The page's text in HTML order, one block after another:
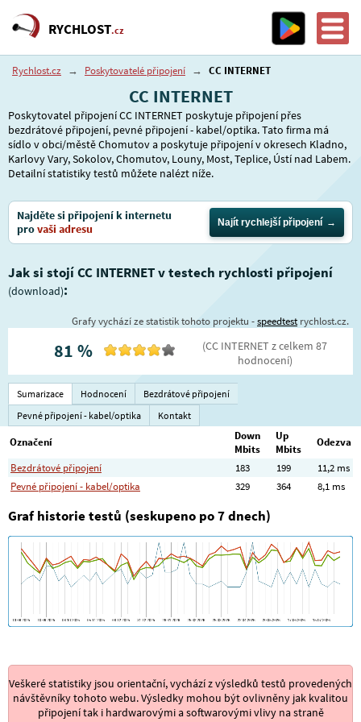
RYCHLOST.cz
Rychlost.cz → Poskytovatelé připojení → CC INTERNET
CC INTERNET
Poskytovatel připojení CC INTERNET poskytuje připojení přes
bezdrátové připojení, pevné připojení - kabel/optika. Tato firma má
sídlo v obci/městě Chomutov a poskytuje připojení v okresech Kladno,
Karlovy Vary, Sokolov, Chomutov, Louny, Most, Teplice, Ústí nad Labem.
Detailní statistiky testů můžete nalézt níže.
Najděte si připojení k internetu
provaši adresu Najít rychlejší připojení
Jak si stojí CC INTERNET v testech rychlosti připojení
(download):
Grafy vychází ze statistik tohoto projektu -speedtestrychlost.cz.
81 % (CC INTERNET z celkem 87
hodnocení)
Sumarizace Hodnocení
Bezdrátové připojení
Pevné připojení - kabel/optika
Kontakt
Označení
Down
Mbits
Up
Mbits
Odezva
Bezdrátové připojení
183 199
11,2 ms
Pevné připojení - kabel/optika
329 364 8,1 ms
Graf historie testů (seskupeno po 7 dnech)
Veškeré statistiky jsou orientační, vychází z výsledků testů provedených
návštěvníky tohoto webu. Výsledky mohou být ovlivněny jak kvalitou
připojení tak i hardwarovými a softwarovými vlivy na straně